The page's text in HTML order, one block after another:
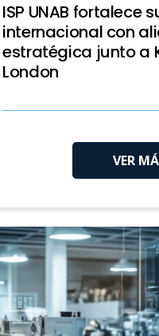
ISP UNAB fortalece
internacional con
estratégica junto a
London
VER